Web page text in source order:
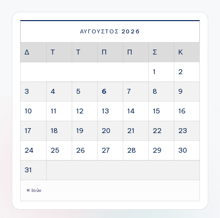
άρθρων
ΑΎΓΟΥΣΤΟΣ 2026
Δ Τ Τ Π Π Σ Κ
1 2
3 4 5 6 7 8 9
10 11 12 13 14 15 16
17 18 19 20 21 22 23
24 25 26 27 28 29 30
31
« Ιούν